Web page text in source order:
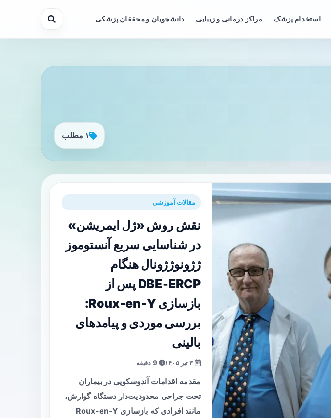
استخدام پزشک مراکز درمانی و زیبایی دانشجویان و محققان پزشکی
۱ مطلب
مقالات آموزشی
نقش روش «ژل ایمریشن»
در شناسایی سریع آنستوموز
ژژونوژژونال هنگام
DBE‑ERCP پس از
بازسازی Roux‑en‑Y:
بررسی موردی و پیامدهای
بالینی
9 دقیقه
مقدمه اقدامات آندوسکوپی در بیماران
تحت جراحی محدودیت‌دار دستگاه گوارش،
مانند افرادی که بازسازی Roux‑en‑Y